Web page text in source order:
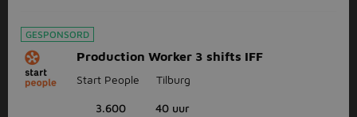
GESPONSORD
Production Worker 3 shifts IFF
Start People Tilburg
3.600 40 uur